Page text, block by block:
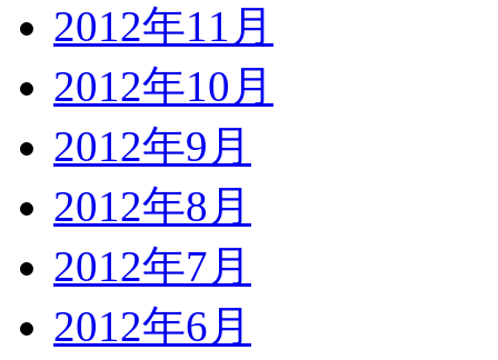
2012年11月
2012年10月
2012年9月
2012年8月
2012年7月
2012年6月